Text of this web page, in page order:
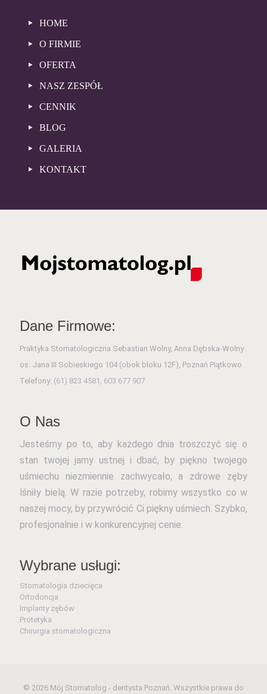
HOME
O FIRMIE
OFERTA
NASZ ZESPÓŁ
CENNIK
BLOG
GALERIA
KONTAKT
Dane Firmowe:
Praktyka Stomatologiczna Sebastian Wolny, Anna Dębska-Wolny
os. Jana III Sobieskiego 104 (obok bloku 12F), Poznań Piątkowo
Telefony: (61) 823 4581 603 677 907
O Nas
Jesteśmy po to, aby każdego dnia troszczyć się o
stan twojej jamy ustnej i dbać, by piękno twojego
uśmiechu niezmiennie zachwycało, a zdrowe zęby
lśniły bielą. W razie potrzeby, robimy wszystko co w
naszej mocy, by przywrócić Ci piękny uśmiech. Szybko,
profesjonalnie i w konkurencyjnej cenie.
Wybrane usługi:
Stomatologia dziecięca
Ortodoncja
Implanty zębów
Protetyka
Chirurgia stomatologiczna
© 2026 Mój Stomatolog - dentysta Poznań. Wszystkie prawa do